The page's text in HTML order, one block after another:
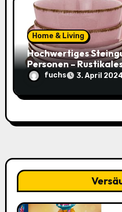
Home & Living
Hochwertiges
Personen –
nur 49,95€ statt
fuchs 3. April 2024